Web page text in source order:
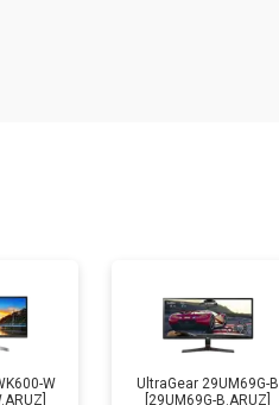
W
UltraGear 29UM69G-B
[29UM69G-B.ARUZ]